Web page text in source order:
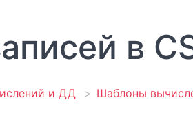
в
и ДД Шаблоны